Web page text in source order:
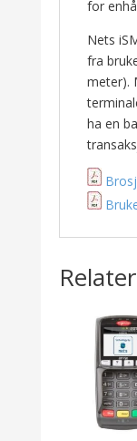
for
Nets
fra
meter).
ha en